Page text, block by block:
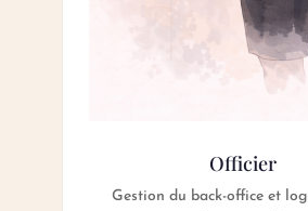
Officier
Gestion du back-office et